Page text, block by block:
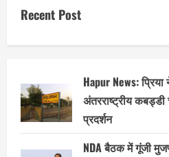
Recent Post
Hapur News:
अंतरराष्ट्रीय कबड्डी
प्रदर्शन
NDA बैठक में गूंजी